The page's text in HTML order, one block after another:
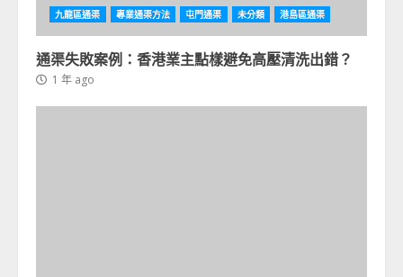
九龍區通渠 專業通渠方法 屯門通渠 未分類 港島區通渠
通渠失敗案例：香港業主點樣避免高壓清洗出錯？
1 年 ago